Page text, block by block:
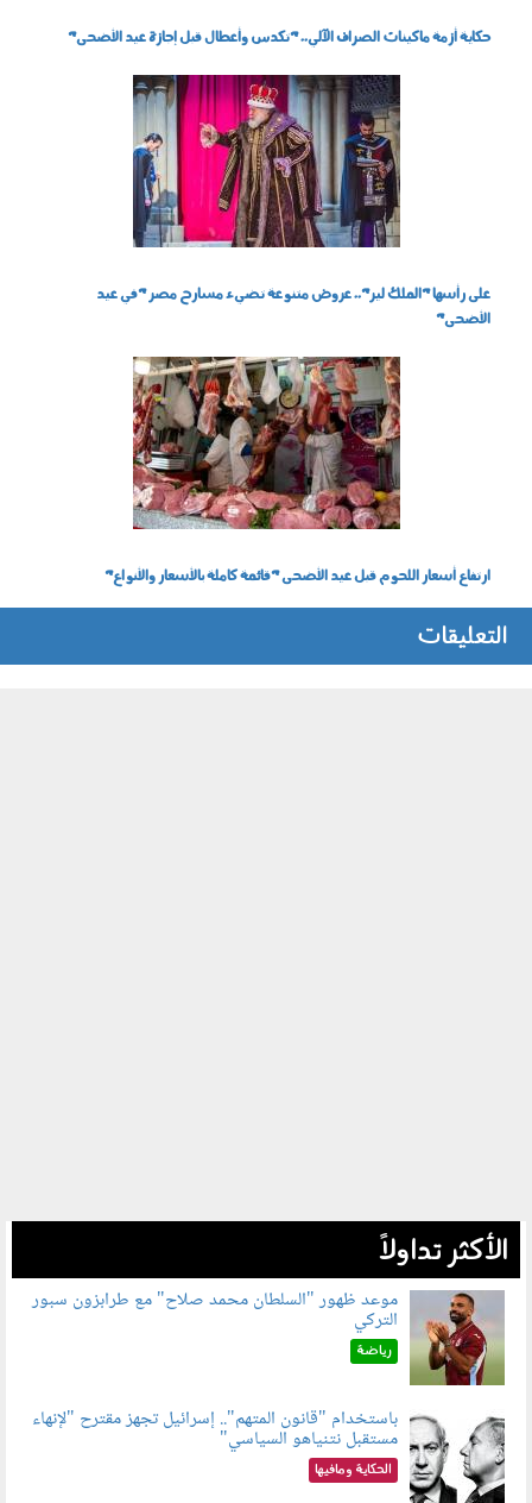
حكاية أزمة ماكينات الصراف الآلي.. "تكدس وأعطال قبل إجازة عيد الأضحى"
على رأسها "الملك لير".. عروض متنوعة تضيء مسارح مصر "في عيد
الأضحى"
ارتفاع أسعار اللحوم قبل عيد الأضحى "قائمة كاملة بالأسعار والأنواع"
التعليقات
الأكثر تداولاً
090802.jpg
موعد ظهور "السلطان محمد صلاح" مع طرابزون سبور
التركي
رياضة
090801.jpg
باستخدام "قانون المتهم".. إسرائيل تجهز مقترح "لإنهاء
مستقبل نتنياهو السياسي"
الحكاية ومافيها